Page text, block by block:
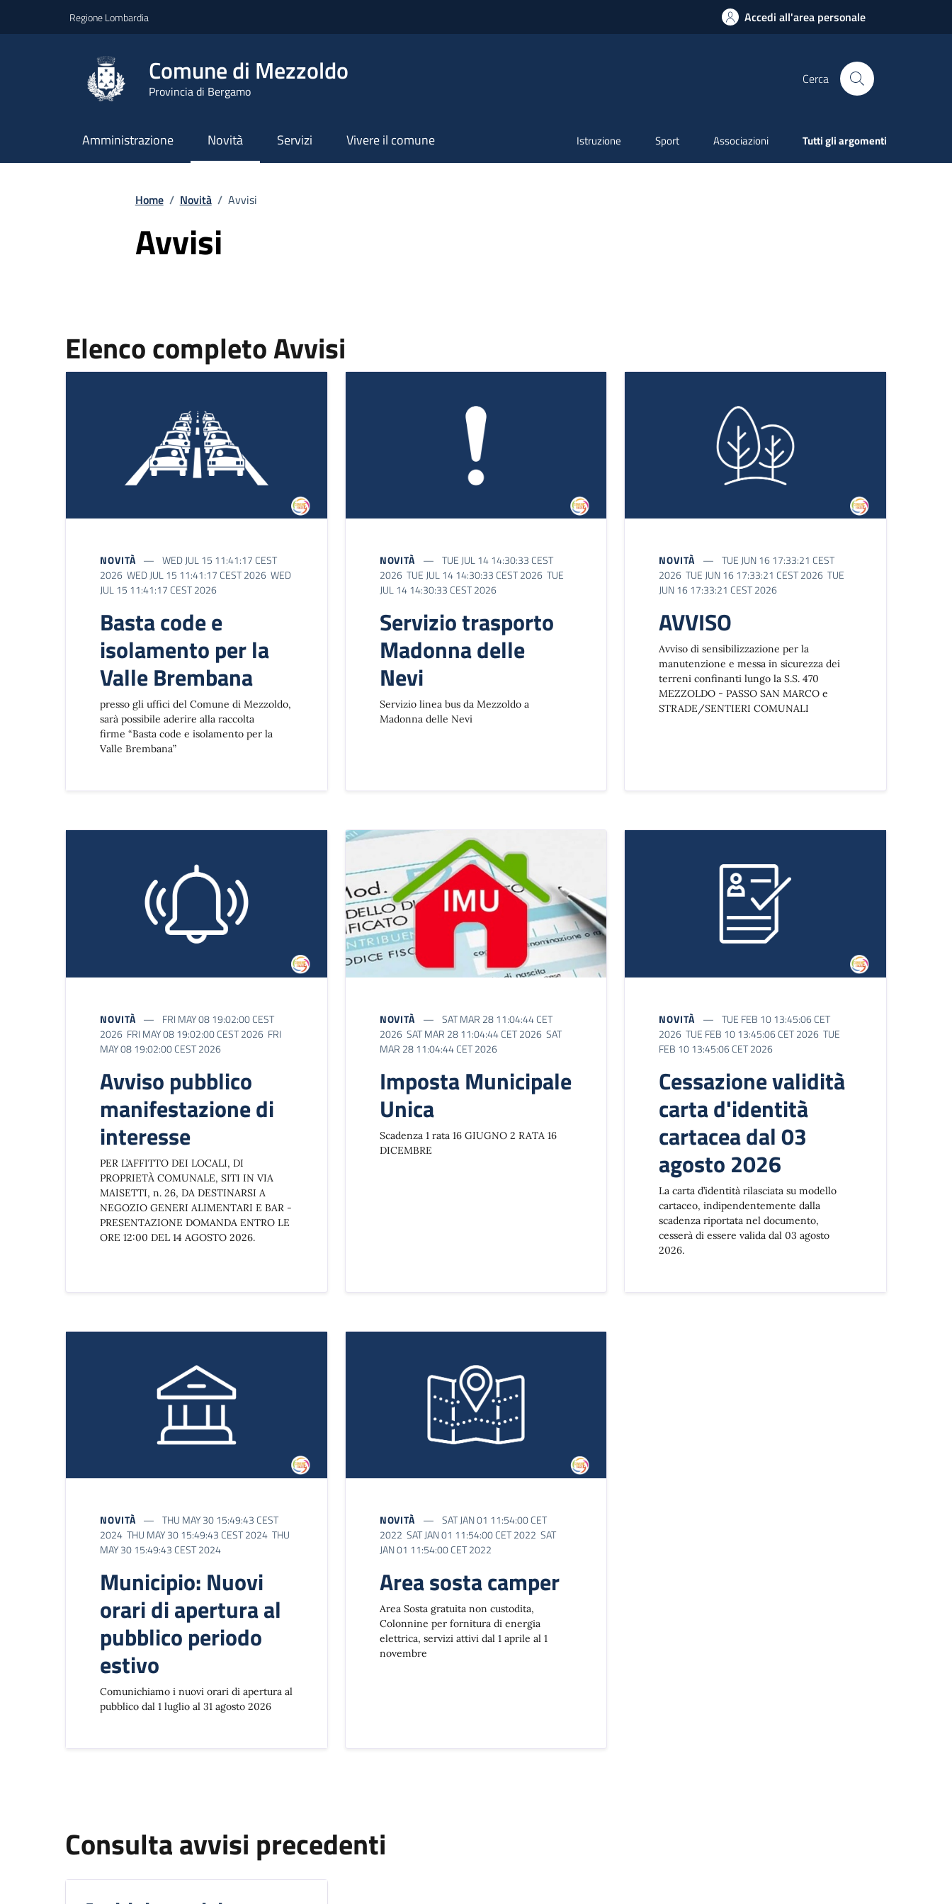
Regione Lombardia Accedi all'area personale
Comune di Mezzoldo
Provincia di Bergamo
Cerca
Amministrazione Novità Servizi Vivere il comune Istruzione Sport Associazioni Tutti gli argomenti
Home / Novità / Avvisi
Avvisi
Elenco completo Avvisi
NOVITÀ
WED JUL 15 11:41:17 CEST
2026 WED JUL 15 11:41:17 CEST 2026 WED
JUL 15 11:41:17 CEST 2026
Basta code e
isolamento per la
Valle Brembana
presso gli uffici del Comune di Mezzoldo,
sarà possibile aderire alla raccolta
firme “Basta code e isolamento per la
Valle Brembana”
NOVITÀ
TUE JUL 14 14:30:33 CEST
2026 TUE JUL 14 14:30:33 CEST 2026 TUE
JUL 14 14:30:33 CEST 2026
Servizio trasporto
Madonna delle
Nevi
Servizio linea bus da Mezzoldo a
Madonna delle Nevi
NOVITÀ
TUE JUN 16 17:33:21 CEST
2026 TUE JUN 16 17:33:21 CEST 2026 TUE
JUN 16 17:33:21 CEST 2026
AVVISO
Avviso di sensibilizzazione per la
manutenzione e messa in sicurezza dei
terreni confinanti lungo la S.S. 470
MEZZOLDO - PASSO SAN MARCO e
STRADE/SENTIERI COMUNALI
NOVITÀ
FRI MAY 08 19:02:00 CEST
2026 FRI MAY 08 19:02:00 CEST 2026 FRI
MAY 08 19:02:00 CEST 2026
Avviso pubblico
manifestazione di
interesse
PER L’AFFITTO DEI LOCALI, DI
PROPRIETÀ COMUNALE, SITI IN VIA
MAISETTI, n. 26, DA DESTINARSI A
NEGOZIO GENERI ALIMENTARI E BAR -
PRESENTAZIONE DOMANDA ENTRO LE
ORE 12:00 DEL 14 AGOSTO 2026.
NOVITÀ
SAT MAR 28 11:04:44 CET
2026 SAT MAR 28 11:04:44 CET 2026 SAT
MAR 28 11:04:44 CET 2026
Imposta Municipale
Unica
Scadenza 1 rata 16 GIUGNO 2 RATA 16
DICEMBRE
NOVITÀ
TUE FEB 10 13:45:06 CET
2026 TUE FEB 10 13:45:06 CET 2026 TUE
FEB 10 13:45:06 CET 2026
Cessazione validità
carta d'identità
cartacea dal 03
agosto 2026
La carta d’identità rilasciata su modello
cartaceo, indipendentemente dalla
scadenza riportata nel documento,
cesserà di essere valida dal 03 agosto
2026.
NOVITÀ
THU MAY 30 15:49:43 CEST
2024 THU MAY 30 15:49:43 CEST 2024 THU
MAY 30 15:49:43 CEST 2024
Municipio: Nuovi
orari di apertura al
pubblico periodo
estivo
Comunichiamo i nuovi orari di apertura al
pubblico dal 1 luglio al 31 agosto 2026
NOVITÀ
SAT JAN 01 11:54:00 CET
2022 SAT JAN 01 11:54:00 CET 2022 SAT
JAN 01 11:54:00 CET 2022
Area sosta camper
Area Sosta gratuita non custodita,
Colonnine per fornitura di energia
elettrica, servizi attivi dal 1 aprile al 1
novembre
Consulta avvisi precedenti